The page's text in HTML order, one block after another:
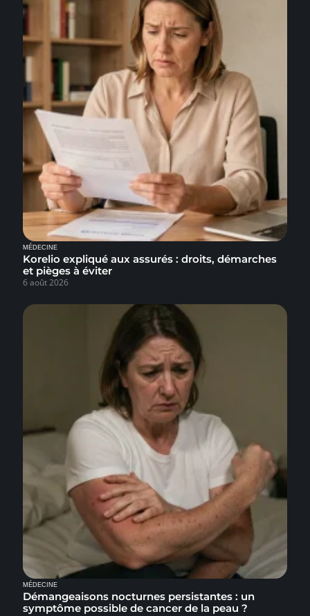
MÉDECINE
Korelio expliqué aux assurés : droits, démarches
et pièges à éviter
6 août 2026
MÉDECINE
Démangeaisons nocturnes persistantes : un
symptôme possible de cancer de la peau ?